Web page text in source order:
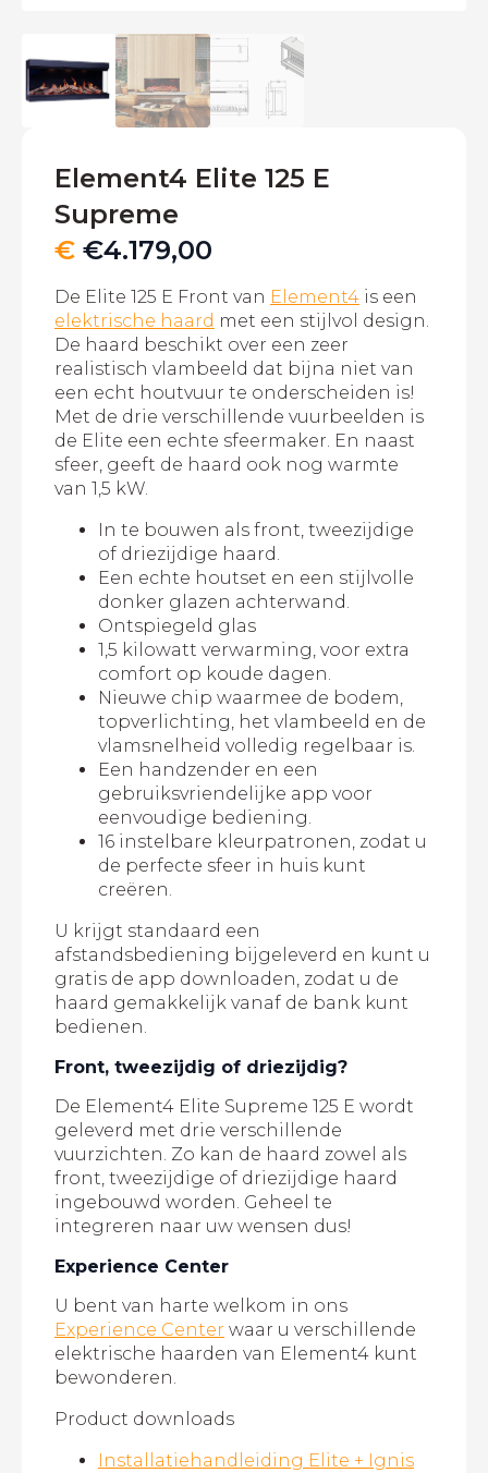
Element4 Elite 125 E
Supreme
€ €4.179,00
De Elite 125 E Front van Element4 is een
elektrische haard met een stijlvol design.
De haard beschikt over een zeer
realistisch vlambeeld dat bijna niet van
een echt houtvuur te onderscheiden is!
Met de drie verschillende vuurbeelden is
de Elite een echte sfeermaker. En naast
sfeer, geeft de haard ook nog warmte
van 1,5 kW.
In te bouwen als front, tweezijdige
of driezijdige haard.
Een echte houtset en een stijlvolle
donker glazen achterwand.
Ontspiegeld glas
1,5 kilowatt verwarming, voor extra
comfort op koude dagen.
Nieuwe chip waarmee de bodem,
topverlichting, het vlambeeld en de
vlamsnelheid volledig regelbaar is.
Een handzender en een
gebruiksvriendelijke app voor
eenvoudige bediening.
16 instelbare kleurpatronen, zodat u
de perfecte sfeer in huis kunt
creëren.
U krijgt standaard een
afstandsbediening bijgeleverd en kunt u
gratis de app downloaden, zodat u de
haard gemakkelijk vanaf de bank kunt
bedienen.
Front, tweezijdig of driezijdig?
De Element4 Elite Supreme 125 E wordt
geleverd met drie verschillende
vuurzichten. Zo kan de haard zowel als
front, tweezijdige of driezijdige haard
ingebouwd worden. Geheel te
integreren naar uw wensen dus!
Experience Center
U bent van harte welkom in ons
Experience Center waar u verschillende
elektrische haarden van Element4 kunt
bewonderen.
Product downloads
Installatiehandleiding Elite + Ignis